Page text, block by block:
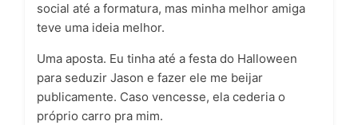
social até a formatura, mas minha melhor amiga
teve uma ideia melhor.
Uma aposta. Eu tinha até a festa do Halloween
para seduzir Jason e fazer ele me beijar
publicamente. Caso vencesse, ela cederia o
próprio carro pra mim.